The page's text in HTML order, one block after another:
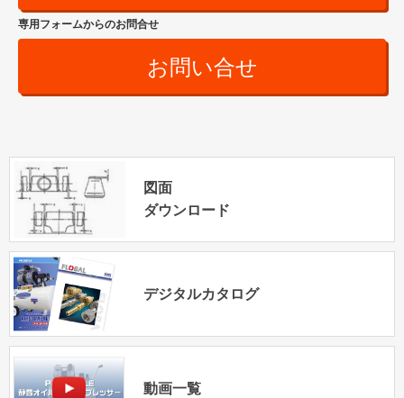
専用フォームからのお問合せ
お問い合せ
図面
ダウンロード
デジタルカタログ
動画一覧